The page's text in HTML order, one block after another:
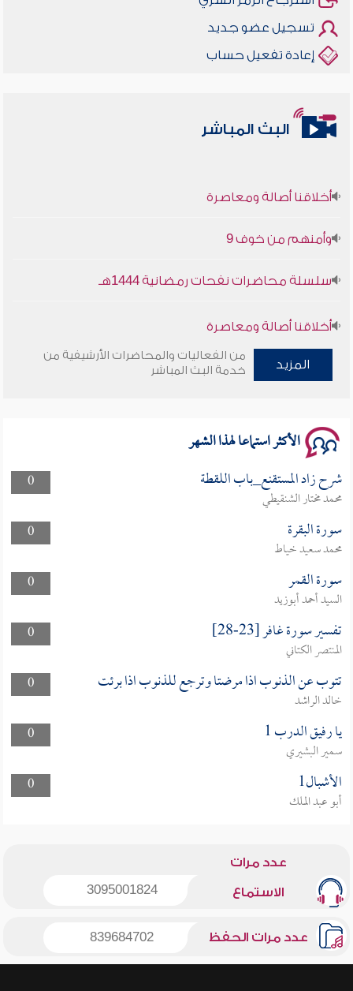
تسجيل عضو جديد
إعادة تفعيل حساب
البث المباشر
أخلاقنا أصالة ومعاصرة
وأمنهم من خوف 9
سلسلة محاضرات نفحات رمضانية 1444هـ
أخلاقنا أصالة ومعاصرة
وأمنهم من خوف 9
المزيد
من الفعاليات والمحاضرات الأرشيفية من
خدمة البث المباشر
الأكثر استماعا لهذا الشهر
0 شرح زاد المستقنع_باب اللقطة
محمد مختار الشنقيطي
0
سورة البقرة
محمد سعيد خياط
0
سورة القمر
السيد أحمد أبوزيد
0
تفسير سورة غافر [23-28]
المنتصر الكتاني
0
تتوب عن الذنوب اذا مرضتا وترجع للذنوب اذا برئت
خالد الراشد
0
يا رفيق الدرب 1
سمير البشيري
0
الأشبال1
أبو عبد الملك
عدد مرات
الاستماع 3095001824
عدد مرات الحفظ 839684702